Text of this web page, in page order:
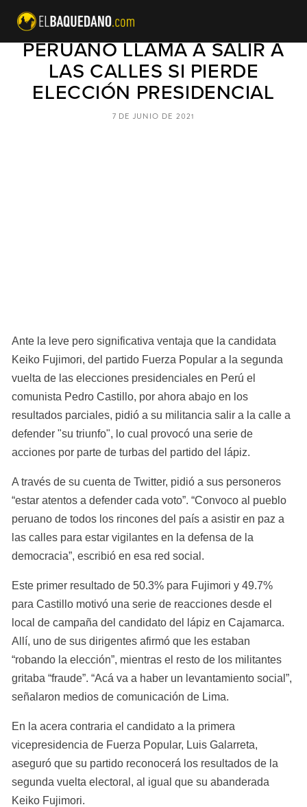
CANDIDATO COMUNISTA
PERUANO LLAMA A SALIR A
LAS CALLES SI PIERDE
ELECCIÓN PRESIDENCIAL
Ante la leve pero significativa ventaja que la candidata
Keiko Fujimori, del partido Fuerza Popular a la segunda
vuelta de las elecciones presidenciales en Perú el
comunista Pedro Castillo, por ahora abajo en los
resultados parciales, pidió a su militancia salir a la calle a
defender "su triunfo", lo cual provocó una serie de
acciones por parte de turbas del partido del lápiz.
A través de su cuenta de Twitter, pidió a sus personeros
“estar atentos a defender cada voto”. “Convoco al pueblo
peruano de todos los rincones del país a asistir en paz a
las calles para estar vigilantes en la defensa de la
democracia”, escribió en esa red social.
Este primer resultado de 50.3% para Fujimori y 49.7%
para Castillo motivó una serie de reacciones desde el
local de campaña del candidato del lápiz en Cajamarca.
Allí, uno de sus dirigentes afirmó que les estaban
“robando la elección”, mientras el resto de los militantes
gritaba “fraude”. “Acá va a haber un levantamiento social”,
señalaron medios de comunicación de Lima.
En la acera contraria el candidato a la primera
vicepresidencia de Fuerza Popular, Luis Galarreta,
aseguró que su partido reconocerá los resultados de la
segunda vuelta electoral, al igual que su abanderada
Keiko Fujimori.
7 DE JUNIO DE 2021